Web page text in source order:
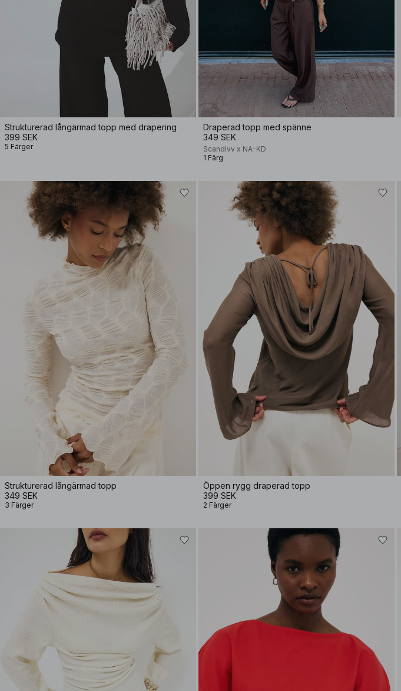
Strukturerad långärmad topp med drapering
399 SEK
5 Färger
Draperad topp med spänne
349 SEK
Scandivv x NA-KD
1 Färg
Strukturerad långärmad topp
349 SEK
3 Färger
Öppen rygg draperad topp
399 SEK
2 Färger